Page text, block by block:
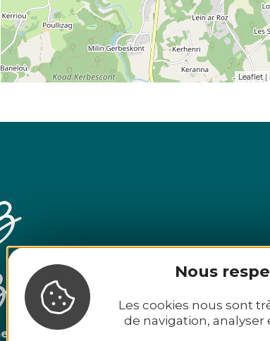
Nous
Les cookies nous sont
de navigation,
Leaflet|
du Kreiz Breizh